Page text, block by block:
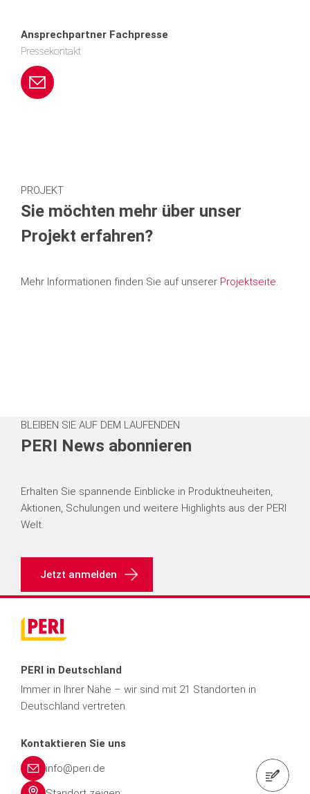
Ansprechpartner Fachpresse
Pressekontakt
p
e
r
s
d
e
PROJEKT
Sie möchten mehr über unser
Projekt erfahren?
Mehr Informationen finden Sie auf unserer Projektseite
BLEIBEN SIE AUF DEM LAUFENDEN
PERI News abonnieren
Erhalten Sie spannende Einblicke in Produktneuheiten,
Aktionen, Schulungen und weitere Highlights aus der PERI
Welt.
Jetzt anmelden
PERI in Deutschland
Immer in Ihrer Nähe – wir sind mit 21 Standorten in
Deutschland vertreten.
Kontaktieren Sie uns
info@peri.de